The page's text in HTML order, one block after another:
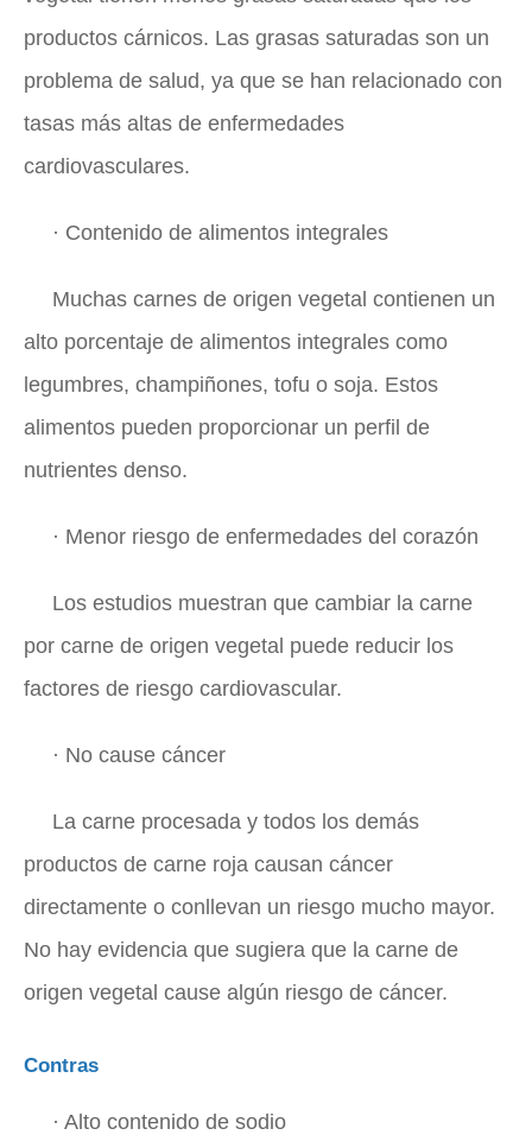
productos cárnicos. Las grasas saturadas son un
problema de salud, ya que se han relacionado con
tasas más altas de enfermedades
cardiovasculares.
· Contenido de alimentos integrales
Muchas carnes de origen vegetal contienen un
alto porcentaje de alimentos integrales como
legumbres, champiñones, tofu o soja. Estos
alimentos pueden proporcionar un perfil de
nutrientes denso.
· Menor riesgo de enfermedades del corazón
Los estudios muestran que cambiar la carne
por carne de origen vegetal puede reducir los
factores de riesgo cardiovascular.
· No cause cáncer
La carne procesada y todos los demás
productos de carne roja causan cáncer
directamente o conllevan un riesgo mucho mayor.
No hay evidencia que sugiera que la carne de
origen vegetal cause algún riesgo de cáncer.
Contras
· Alto contenido de sodio